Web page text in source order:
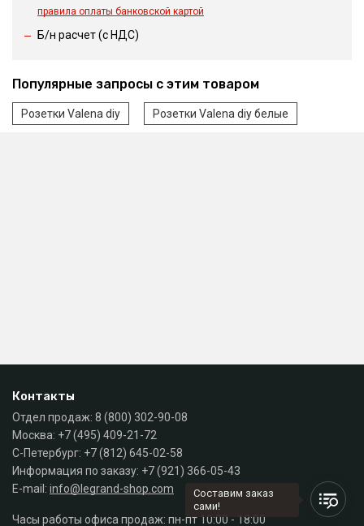
правила оплаты банковской картой
Б/н расчет (c НДС)
Популярные запросы с этим товаром
Розетки Valena diy Розетки Valena diy белые
Контакты
Отдел продаж: 8 (800) 302-90-08
Москва: +7 (495) 409-21-72
С-Петербург: +7 (812) 645-02-58
Информация по заказу: +7 (921) 366-05-43
E-mail: info@legrand-shop.com
Часы работы офиса продаж: пн-пт 10:00 - 18:00
Составим заказ
сами!